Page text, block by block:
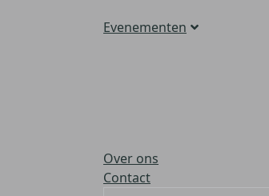
Evenementen
Over ons
Contact